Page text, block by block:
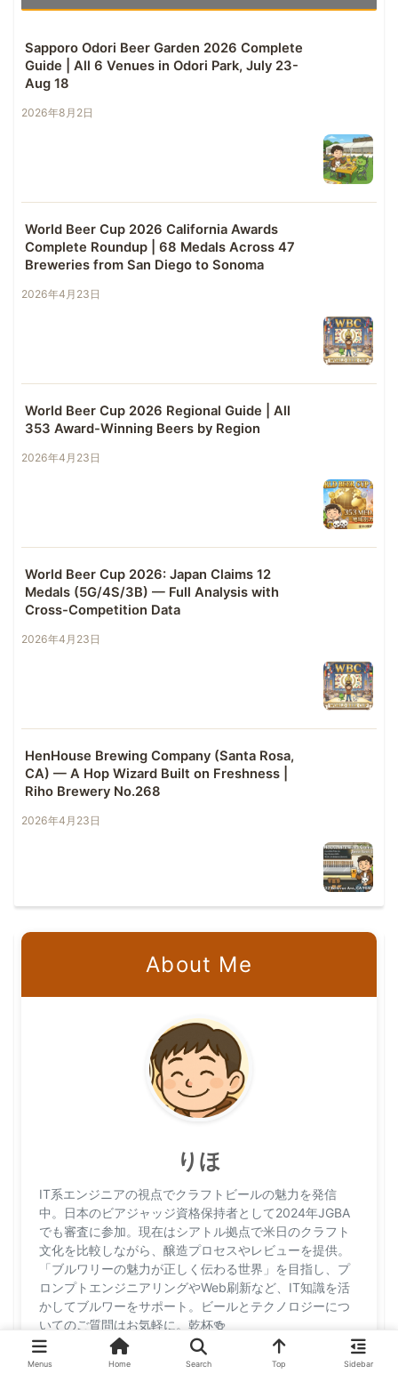
Sapporo Odori Beer Garden 2026 Complete
Guide | All 6 Venues in Odori Park, July 23-
Aug 18
2026年8月2日
World Beer Cup 2026 California Awards
Complete Roundup | 68 Medals Across 47
Breweries from San Diego to Sonoma
2026年4月23日
World Beer Cup 2026 Regional Guide | All
353 Award-Winning Beers by Region
2026年4月23日
World Beer Cup 2026: Japan Claims 12
Medals (5G/4S/3B) — Full Analysis with
Cross-Competition Data
2026年4月23日
HenHouse Brewing Company (Santa Rosa,
CA) — A Hop Wizard Built on Freshness |
Riho Brewery No.268
2026年4月23日
About Me
りほ
IT系エンジニアの視点でクラフトビールの魅力を発信
中。日本のビアジャッジ資格保持者として2024年JGBA
でも審査に参加。現在はシアトル拠点で米日のクラフト
文化を比較しながら、醸造プロセスやレビューを提供。
「ブルワリーの魅力が正しく伝わる世界」を目指し、プ
ロンプトエンジニアリングやWeb刷新など、IT知識を活
かしてブルワーをサポート。ビールとテクノロジーにつ
いてのご質問はお気軽に。乾杯🍻
Menus Home Search Top Sidebar